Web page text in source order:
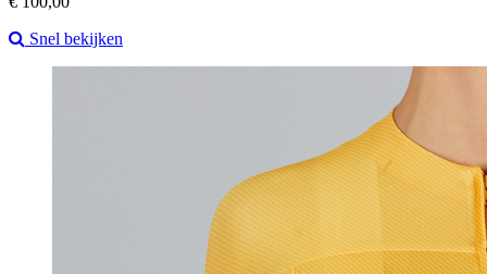
Snel bekijken